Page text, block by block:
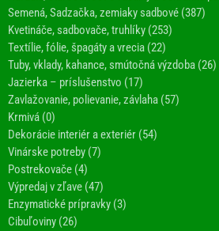
Semená, Sadzačka, zemiaky sadbové (387)
Kvetináče, sadbovače, truhlíky (253)
Textílie, fólie, špagáty a vrecia (22)
Tuby, vklady, kahance, smútočná výzdoba (26)
Jazierka – príslušenstvo (17)
Zavlažovanie, polievanie, závlaha (57)
Krmivá (0)
Dekorácie interiér a exteriér (54)
Vinárske potreby (7)
Postrekovače (4)
Výpredaj v zľave (47)
Enzymatické prípravky (3)
Cibuľoviny (26)